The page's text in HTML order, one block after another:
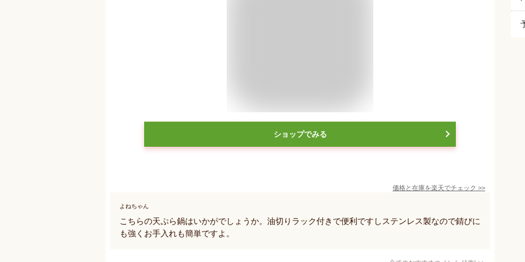
ショップでみる
価格と在庫を楽天でチェック >>
よねちゃん
こちらの天ぷら鍋はいかがでしょうか。油切りラック付きで便利ですしステンレス製なので錆びに
も強くお手入れも簡単ですよ。